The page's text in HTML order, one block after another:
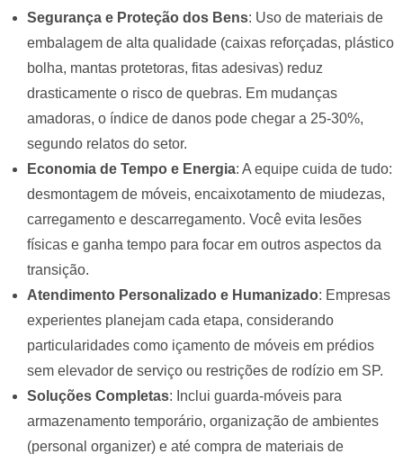
Segurança e Proteção dos Bens: Uso de materiais de
embalagem de alta qualidade (caixas reforçadas, plástico
bolha, mantas protetoras, fitas adesivas) reduz
drasticamente o risco de quebras. Em mudanças
amadoras, o índice de danos pode chegar a 25-30%,
segundo relatos do setor.
Economia de Tempo e Energia: A equipe cuida de tudo:
desmontagem de móveis, encaixotamento de miudezas,
carregamento e descarregamento. Você evita lesões
físicas e ganha tempo para focar em outros aspectos da
transição.
Atendimento Personalizado e Humanizado: Empresas
experientes planejam cada etapa, considerando
particularidades como içamento de móveis em prédios
sem elevador de serviço ou restrições de rodízio em SP.
Soluções Completas: Inclui guarda-móveis para
armazenamento temporário, organização de ambientes
(personal organizer) e até compra de materiais de